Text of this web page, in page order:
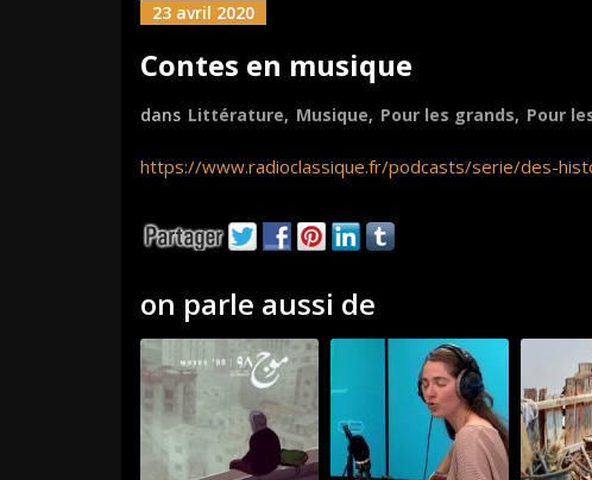
23 avril 2020
Contes en musique
dans Littérature, Musique, Pour les grands, Pour
https://www.radioclassique.fr/podcasts/serie/des-
on parle aussi de